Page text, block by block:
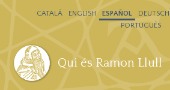
Pasar al contenido principal
Qui és Ramon Llull
CATALÁ ENGLISH ESPAÑOL DEUTSCH
PORTUGUÊS